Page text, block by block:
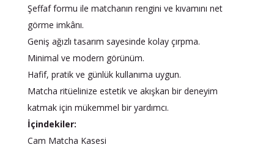
Şeffaf formu ile matchanın rengini ve kıvamını net
görme imkânı.
Geniş ağızlı tasarım sayesinde kolay çırpma.
Minimal ve modern görünüm.
Hafif, pratik ve günlük kullanıma uygun.
Matcha ritüelinize estetik ve akışkan bir deneyim
katmak için mükemmel bir yardımcı.
İçindekiler:
Cam Matcha Kasesi